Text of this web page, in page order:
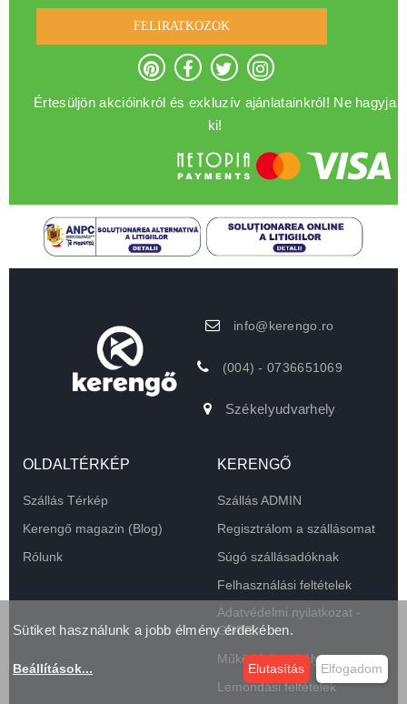
FELIRATKOZOK
Értesüljön akcióinkról és exkluzív ajánlatainkról! Ne hagyja
ki!
info@kerengo.ro
(004) - 0736651069
Székelyudvarhely
OLDALTÉRKÉP
Szállás Térkép
Kerengő magazin (Blog)
Rólunk
KERENGŐ
Szállás ADMIN
Regisztrálom a szállásomat
Súgó szállásadóknak
Felhasználási feltételek
Adatvédelmi nyilatkozat -
GDPR
Működési szabályzat
Lemondási feltételek
Sütiket használunk a jobb élmény érdekében.
Beállítások... Elutasítás Elfogadom